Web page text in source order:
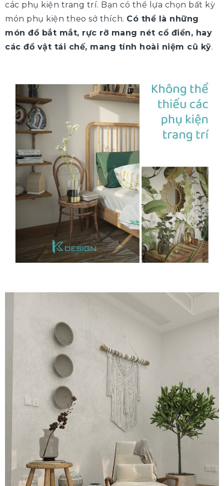
các phụ kiện trang trí. Bạn có thể lựa chọn bất kỳ
món phụ kiện theo sở thích. Có thể là những
món đồ bắt mắt, rực rỡ mang nét cổ điển, hay
các đồ vật tái chế, mang tính hoài niệm cũ kỹ.